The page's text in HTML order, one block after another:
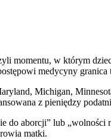
momentu, w którym
medycyny granica
Michigan,
z pieniędzy
aborcji” lub „wolności
matki.